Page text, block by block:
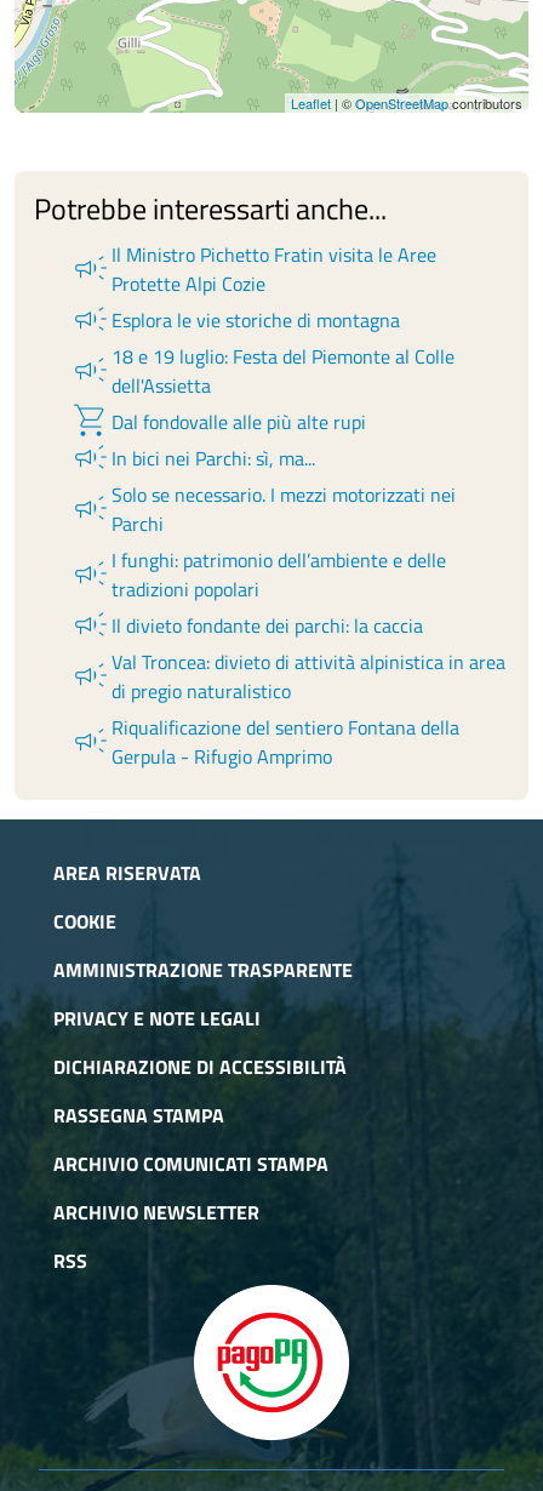
Leaflet| ©OpenStreetMapcontributors
Potrebbe interessarti anche...
campaign Il Ministro Pichetto Fratin visita le Aree
Protette Alpi Cozie
campaign Esplora le vie storiche di montagna
campaign 18 e 19 luglio: Festa del Piemonte al Colle
dell'Assietta
shopping_cart Dal fondovalle alle più alte rupi
campaign In bici nei Parchi: sì, ma...
campaignSolo se necessario. I mezzi motorizzati nei
Parchi
campaign I funghi: patrimonio dell’ambiente e delle
tradizioni popolari
campaign Il divieto fondante dei parchi: la caccia
campaignVal Troncea: divieto di attività alpinistica in area
di pregio naturalistico
campaign Riqualificazione del sentiero Fontana della
Gerpula - Rifugio Amprimo
AREA RISERVATA
COOKIE
AMMINISTRAZIONE TRASPARENTE
PRIVACY E NOTE LEGALI
DICHIARAZIONE DI ACCESSIBILITÀ
RASSEGNA STAMPA
ARCHIVIO COMUNICATI STAMPA
ARCHIVIO NEWSLETTER
RSS